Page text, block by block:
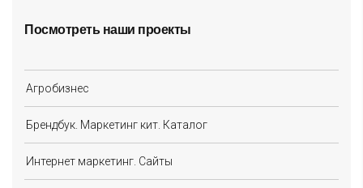
Посмотреть наши проекты
Агробизнес
Брендбук. Маркетинг кит. Каталог
Интернет маркетинг. Сайты